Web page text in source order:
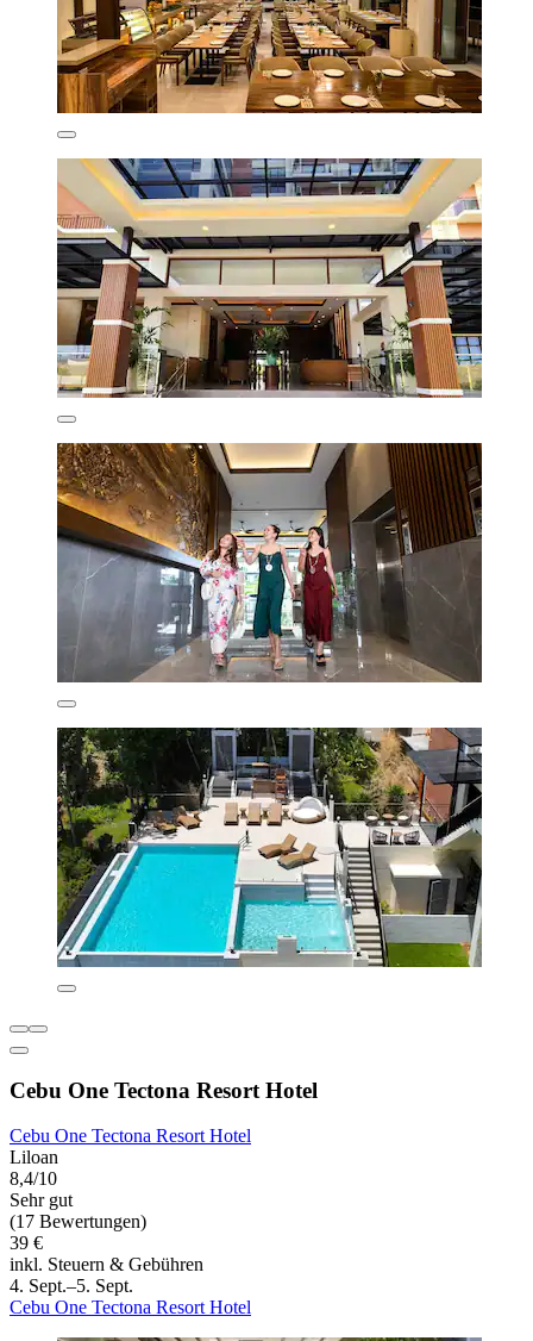
Cebu One Tectona Resort Hotel
Cebu One Tectona Resort Hotel
Liloan
8,4/10
Sehr gut
(17 Bewertungen)
39 €
inkl. Steuern & Gebühren
4. Sept.–5. Sept.
Cebu One Tectona Resort Hotel